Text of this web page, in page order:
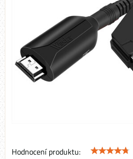
Hodnocení produktu: